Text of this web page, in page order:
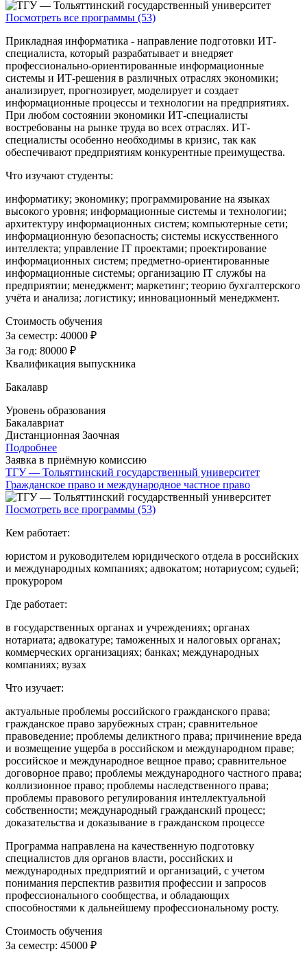
Посмотреть все программы (53)
Прикладная информатика - направление подготовки ИТ-
специалиста, который разрабатывает и внедряет
профессионально-ориентированные информационные
системы и ИТ-решения в различных отраслях экономики;
анализирует, прогнозирует, моделирует и создает
информационные процессы и технологии на предприятиях.
При любом состоянии экономики ИТ-специалисты
востребованы на рынке труда во всех отраслях. ИТ-
специалисты особенно необходимы в кризис, так как
обеспечивают предприятиям конкурентные преимущества.
Что изучают студенты:
информатику; экономику; программирование на языках
высокого уровня; информационные системы и технологии;
архитектуру информационных систем; компьютерные сети;
информационную безопасность; системы искусственного
интеллекта; управление IT проектами; проектирование
информационных систем; предметно-ориентированные
информационные системы; организацию IT службы на
предприятии; менеджмент; маркетинг; теорию бухгалтерского
учёта и анализа; логистику; инновационный менеджмент.
Стоимость обучения
За семестр: 40000 ₽
За год: 80000 ₽
Квалификация выпускника
Бакалавр
Уровень образования
Бакалавриат
Дистанционная Заочная
Подробнее
Заявка в приёмную комиссию
ТГУ — Тольяттинский государственный университет
Гражданское право и международное частное право
Посмотреть все программы (53)
Кем работает:
юристом и руководителем юридического отдела в российских
и международных компаниях; адвокатом; нотариусом; судьей;
прокурором
Где работает:
в государственных органах и учреждениях; органах
нотариата; адвокатуре; таможенных и налоговых органах;
коммерческих организациях; банках; международных
компаниях; вузах
Что изучает:
актуальные проблемы российского гражданского права;
гражданское право зарубежных стран; сравнительное
правоведение; проблемы деликтного права; причинение вреда
и возмещение ущерба в российском и международном праве;
российское и международное вещное право; сравнительное
договорное право; проблемы международного частного права;
коллизионное право; проблемы наследственного права;
проблемы правового регулирования интеллектуальной
собственности; международный гражданский процесс;
доказательства и доказывание в гражданском процессе
Программа направлена на качественную подготовку
специалистов для органов власти, российских и
международных предприятий и организаций, с учетом
понимания перспектив развития профессии и запросов
профессионального сообщества, и обладающих
способностями к дальнейшему профессиональному росту.
Стоимость обучения
За семестр: 45000 ₽